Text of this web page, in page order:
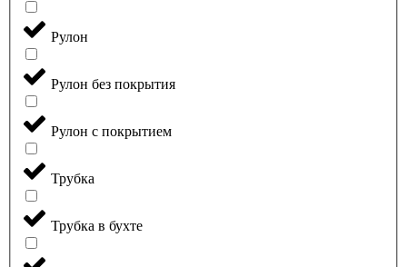
Рулон
Рулон без покрытия
Рулон с покрытием
Трубка
Трубка в бухте